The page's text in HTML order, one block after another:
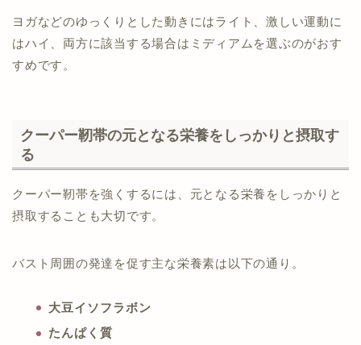
ヨガなどのゆっくりとした動きにはライト、激しい運動に
はハイ、両方に該当する場合はミディアムを選ぶのがおす
すめです。
クーパー靭帯の元となる栄養をしっかりと摂取す
る
クーパー靭帯を強くするには、元となる栄養をしっかりと
摂取することも大切です。
バスト周囲の発達を促す主な栄養素は以下の通り。
大豆イソフラボン
たんぱく質